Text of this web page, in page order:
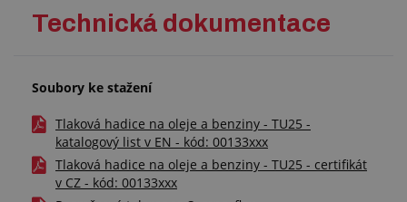
Technická dokumentace
Soubory ke stažení
Tlaková hadice na oleje a benziny - TU25 -
katalogový list v EN - kód: 00133xxx
Tlaková hadice na oleje a benziny - TU25 - certifikát
v CZ - kód: 00133xxx